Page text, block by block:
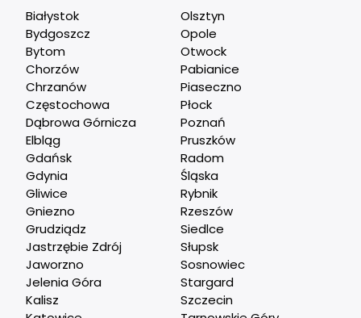
Białystok
Bydgoszcz
Bytom
Chorzów
Chrzanów
Częstochowa
Dąbrowa Górnicza
Elbląg
Gdańsk
Gdynia
Gliwice
Gniezno
Grudziądz
Jastrzębie Zdrój
Jaworzno
Jelenia Góra
Kalisz
Olsztyn
Opole
Otwock
Pabianice
Piaseczno
Płock
Poznań
Pruszków
Radom
Śląska
Rybnik
Rzeszów
Siedlce
Słupsk
Sosnowiec
Stargard
Szczecin